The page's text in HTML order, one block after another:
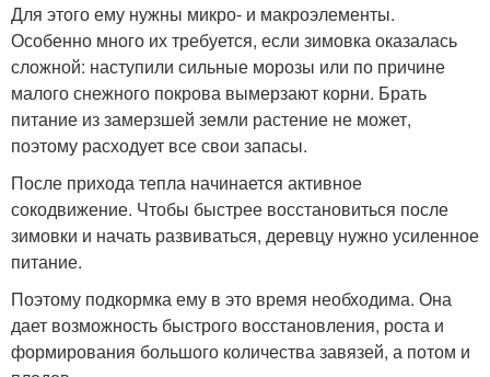
Для этого ему нужны микро- и макроэлементы.
Особенно много их требуется, если зимовка оказалась
сложной: наступили сильные морозы или по причине
малого снежного покрова вымерзают корни. Брать
питание из замерзшей земли растение не может,
поэтому расходует все свои запасы.
После прихода тепла начинается активное
сокодвижение. Чтобы быстрее восстановиться после
зимовки и начать развиваться, деревцу нужно усиленное
питание.
Поэтому подкормка ему в это время необходима. Она
дает возможность быстрого восстановления, роста и
формирования большого количества завязей, а потом и